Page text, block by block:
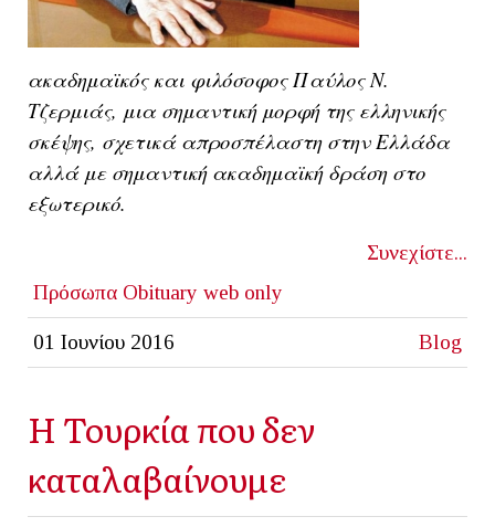
ακαδημαϊκός και φιλόσοφος Παύλος Ν.
Τζερμιάς, μια σημαντική μορφή της ελληνικής
σκέψης, σχετικά απροσπέλαστη στην Ελλάδα
αλλά με σημαντική ακαδημαϊκή δράση στο
εξωτερικό.
Συνεχίστε...
Πρόσωπα Obituary web only
01 Ιουνίου 2016 Blog
Η Τουρκία που δεν
καταλαβαίνουμε